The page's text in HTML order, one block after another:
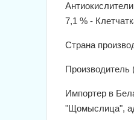
7,1 % -
Страна
Производитель
Импортер в
"Щомыслица",